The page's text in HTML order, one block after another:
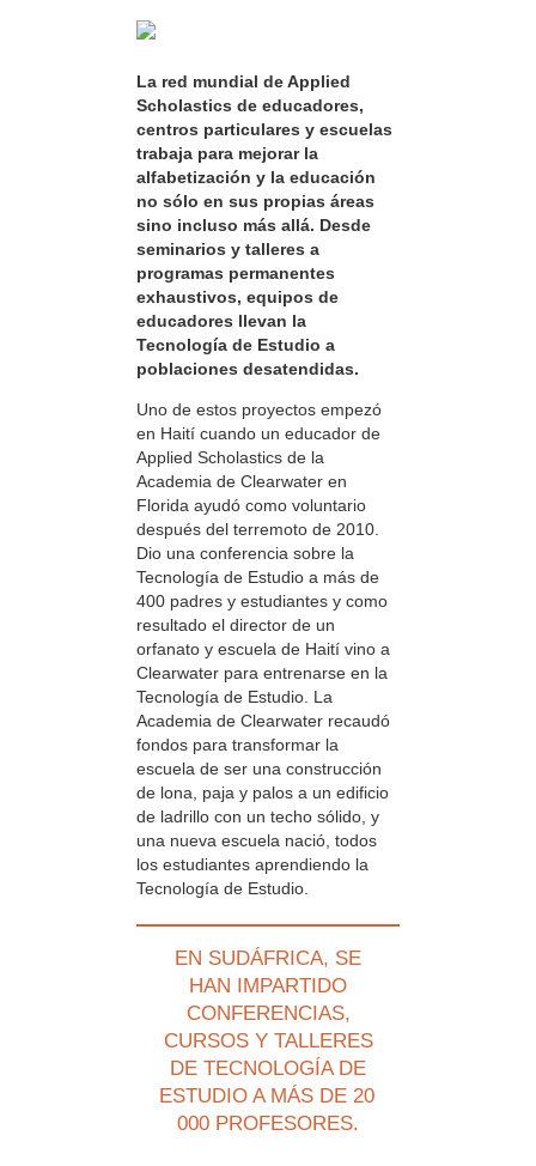
La red mundial de Applied
Scholastics de educadores,
centros particulares y escuelas
trabaja para mejorar la
alfabetización y la educación
no sólo en sus propias áreas
sino incluso más allá. Desde
seminarios y talleres a
programas permanentes
exhaustivos, equipos de
educadores llevan la
Tecnología de Estudio a
poblaciones desatendidas.
Uno de estos proyectos empezó
en Haití cuando un educador de
Applied Scholastics de la
Academia de Clearwater en
Florida ayudó como voluntario
después del terremoto de 2010.
Dio una conferencia sobre la
Tecnología de Estudio a más de
400 padres y estudiantes y como
resultado el director de un
orfanato y escuela de Haití vino a
Clearwater para entrenarse en la
Tecnología de Estudio. La
Academia de Clearwater recaudó
fondos para transformar la
escuela de ser una construcción
de lona, paja y palos a un edificio
de ladrillo con un techo sólido, y
una nueva escuela nació, todos
los estudiantes aprendiendo la
Tecnología de Estudio.
EN SUDÁFRICA, SE
HAN IMPARTIDO
CONFERENCIAS,
CURSOS Y TALLERES
DE TECNOLOGÍA DE
ESTUDIO A MÁS DE 20
000 PROFESORES.